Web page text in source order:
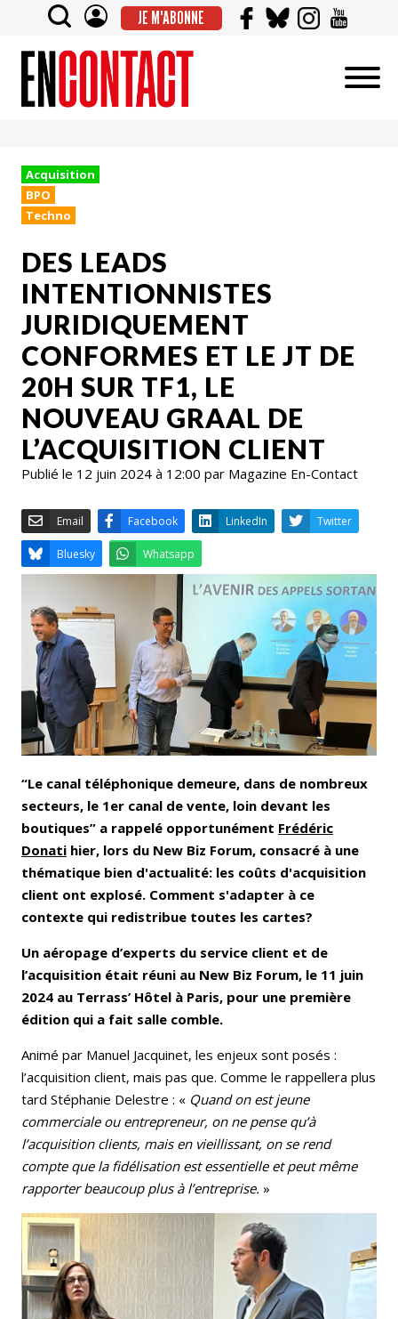
JE M'ABONNE
Acquisition
BPO
Techno
DES LEADS
INTENTIONNISTES
JURIDIQUEMENT
CONFORMES ET LE JT DE
20H SUR TF1, LE
NOUVEAU GRAAL DE
L’ACQUISITION CLIENT
Publié le 12 juin 2024 à 12:00 par Magazine En-Contact
Email Facebook LinkedIn
Bluesky Whatsapp
“Le canal téléphonique demeure, dans de nombreux
secteurs, le 1er canal de vente, loin devant les
boutiques” a rappelé opportunément Frédéric
Donati hier, lors du New Biz Forum, consacré à une
thématique bien d'actualité: les coûts d'acquisition
client ont explosé. Comment s'adapter à ce
contexte qui redistribue toutes les cartes?
Un aéropage d’experts du service client et de
l’acquisition était réuni au New Biz Forum, le 11 juin
2024 au Terrass’ Hôtel à Paris, pour une première
édition qui a fait salle comble.
Animé par Manuel Jacquinet, les enjeux sont posés :
l’acquisition client, mais pas que. Comme le rappellera plus
tard Stéphanie Delestre : « Quand on est jeune
commerciale ou entrepreneur, on ne pense qu’à
l’acquisition clients, mais en vieillissant, on se rend
compte que la fidélisation est essentielle et peut même
rapporter beaucoup plus à l’entreprise. »